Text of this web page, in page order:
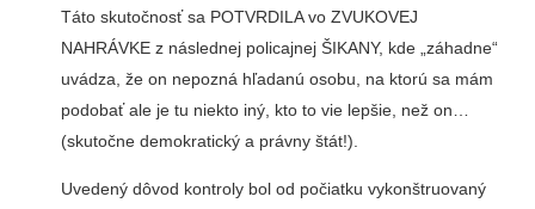
Táto skutočnosť sa POTVRDILA vo ZVUKOVEJ
NAHRÁVKE z následnej policajnej ŠIKANY, kde „záhadne“
uvádza, že on nepozná hľadanú osobu, na ktorú sa mám
podobať ale je tu niekto iný, kto to vie lepšie, než on…
(skutočne demokratický a právny štát!).
Uvedený dôvod kontroly bol od počiatku vykonštruovaný